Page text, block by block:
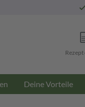
Rezept
Deine Vorteile